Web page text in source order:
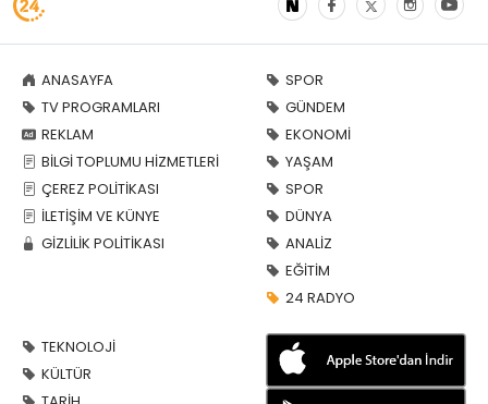
ANASAYFA
TV PROGRAMLARI
REKLAM
BİLGİ TOPLUMU HİZMETLERİ
ÇEREZ POLİTİKASI
İLETİŞİM VE KÜNYE
GİZLİLİK POLİTİKASI
SPOR
GÜNDEM
EKONOMİ
YAŞAM
SPOR
DÜNYA
ANALİZ
EĞİTİM
24 RADYO
TEKNOLOJİ
KÜLTÜR